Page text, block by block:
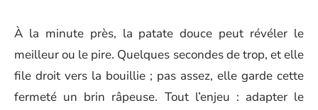
À la minute près, la patate douce peut révéler le
meilleur ou le pire. Quelques secondes de trop, et elle
file droit vers la bouillie ; pas assez, elle garde cette
fermeté un brin râpeuse. Tout l’enjeu : adapter le